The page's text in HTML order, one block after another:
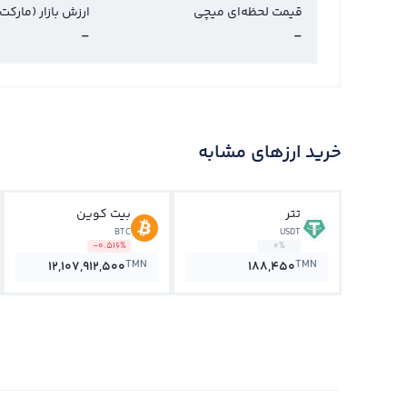
قیمت لحظه‌ای میچی
-
ارزش بازار
-
خرید ارزهای مشابه
تتر
USDT
0%
188,450TMN
بیت کوین
BTC
-0.516%
12,107,912,500TMN